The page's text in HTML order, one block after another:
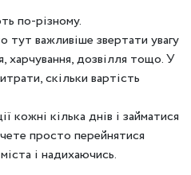
по-різному.
важливіше звертати увагу
харчування, дозвілля тощо. У
скільки вартість
кілька днів і займатися
просто перейнятися
і надихаючись.